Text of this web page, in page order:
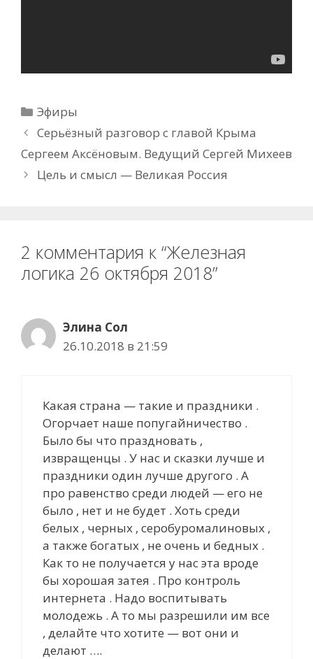
Рубрики
Эфиры
Серьёзный разговор с главой Крыма
Сергеем Аксёновым. Ведущий Сергей Михеев
Цель и смысл — Великая Россия
2 комментария к “Железная
логика 26 октября 2018”
Элина Сол
26.10.2018 в 21:59
Какая страна — такие и праздники .
Огорчает наше попугайничество .
Было бы что праздновать ,
извращенцы . У нас и сказки лучше и
праздники один лучше другого . А
про равенство среди людей — его не
было , нет и не будет . Хоть среди
белых , черных , серобуромалиновых ,
а также богатых , не очень и бедных .
Как то не получается у нас эта вроде
бы хорошая затея . Про контроль
интернета . Надо воспитывать
молодежь . А то мы разрешили им все
, делайте что хотите — вот они и
делают ….